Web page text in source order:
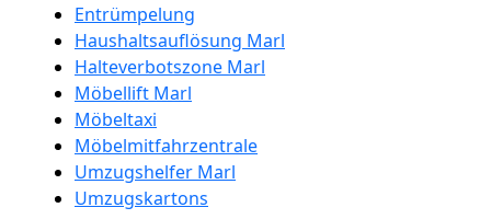
Entrümpelung
Haushaltsauflösung Marl
Halteverbotszone Marl
Möbellift Marl
Möbeltaxi
Möbelmitfahrzentrale
Umzugshelfer Marl
Umzugskartons